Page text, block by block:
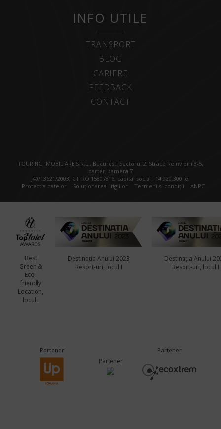
INFO UTILE
TRANSPORT
BLOG
CARIERE
FEEDBACK
CONTACT
TOURING IMOBILIARE S.R.L., Bucuresti Sectorul 2, Strada Reinvierii 3-5,
parter, camera 7
J40/13621/2003, CIF RO 15807816, capital social : 14.920.300 lei
Protectia datelor
Soluționarea litigiilor Termeni și condiții ANPC
Best
Green &
Eco-
friendly
Location,
locul I
Destinația Anului 2023
Resort-uri, locul I
Destinația Anului
Resort-uri, locul I
Partener
Partener
Partener